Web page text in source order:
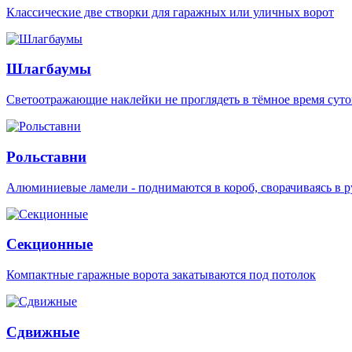
Классические две створки для гаражных или уличных ворот
Шлагбаумы
Светоотражающие наклейки не проглядеть в тёмное время
Рольставни
Алюминиевые ламели - поднимаются в короб, сворачиваясь в
Секционные
Компактные гаражные ворота закатываются под потолок
Сдвижные